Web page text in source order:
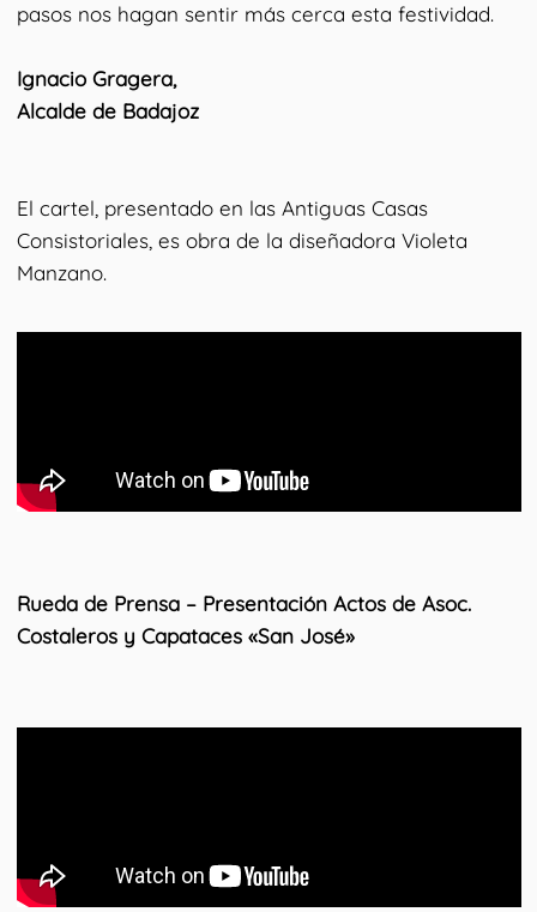
pasos nos hagan sentir más cerca esta festividad.
Ignacio Gragera,
Alcalde de Badajoz
El cartel, presentado en las Antiguas Casas
Consistoriales, es obra de la diseñadora Violeta
Manzano.
Rueda de Prensa – Presentación Actos de Asoc.
Costaleros y Capataces «San José»